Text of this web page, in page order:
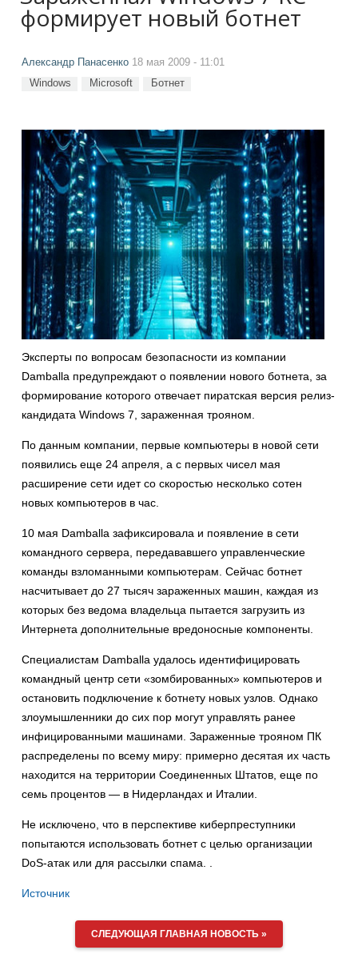
формирует новый ботнет
Александр Панасенко 18 мая 2009 - 11:01
Windows Microsoft Ботнет
Эксперты по вопросам безопасности из компании
Damballa предупреждают о появлении нового ботнета, за
формирование которого отвечает пиратская версия релиз-
кандидата Windows 7, зараженная трояном.
По данным компании, первые компьютеры в новой сети
появились еще 24 апреля, а с первых чисел мая
расширение сети идет со скоростью несколько сотен
новых компьютеров в час.
10 мая Damballa зафиксировала и появление в сети
командного сервера, передававшего управленческие
команды взломанными компьютерам. Сейчас ботнет
насчитывает до 27 тысяч зараженных машин, каждая из
которых без ведома владельца пытается загрузить из
Интернета дополнительные вредоносные компоненты.
Специалистам Damballa удалось идентифицировать
командный центр сети «зомбированных» компьютеров и
остановить подключение к ботнету новых узлов. Однако
злоумышленники до сих пор могут управлять ранее
инфицированными машинами. Зараженные трояном ПК
распределены по всему миру: примерно десятая их часть
находится на территории Соединенных Штатов, еще по
семь процентов — в Нидерландах и Италии.
Не исключено, что в перспективе киберпреступники
попытаются использовать ботнет с целью организации
DoS-атак или для рассылки спама. .
Источник
СЛЕДУЮЩАЯ ГЛАВНАЯ НОВОСТЬ »